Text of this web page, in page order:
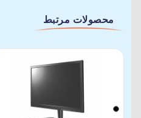
محصولات مرتبط